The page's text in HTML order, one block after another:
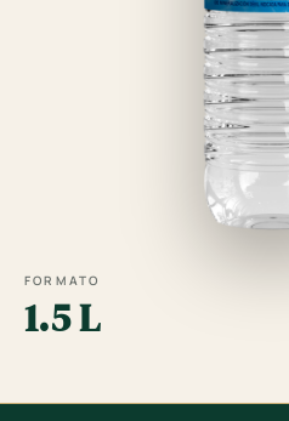
FORMATO
1.5 L